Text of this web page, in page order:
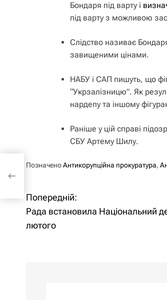
Бондаря під варту і
під варту з можливою
Слідство називає
завищеними цінами.
НАБУ і САП пишуть, що
“Укрзалізницю”. Як
нардепу та іншому
Раніше у цій справі
СБУ Артему Шилу.
ПозначеноАнтикорупційна прокуратура,
Н
а
і
г
Попередній:
Рада встановила Національний
лютого